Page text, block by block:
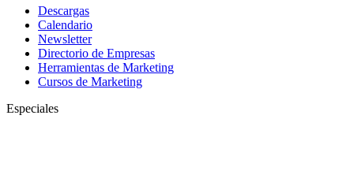
Descargas
Calendario
Newsletter
Directorio de Empresas
Herramientas de Marketing
Cursos de Marketing
Especiales